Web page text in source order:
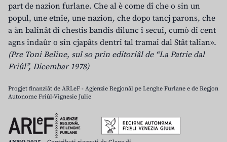
part de nazion furlane. Che al è come dî che o sin un
popul, une etnie, une nazion, che dopo tancj parons, che
a àn balinât di chestis bandis dilunc i secui, cumò di cent
agns indaûr o sin cjapâts dentri tal tramai dal Stât talian».
(Pre Toni Beline, sul so prin editoriâl de “La Patrie dal
Friûl”, Dicembar 1978)
Progjet finanziât de ARLeF - Agjenzie Regjonâl pe Lenghe Furlane e de Regjon
Autonome Friûl-Vignesie Julie